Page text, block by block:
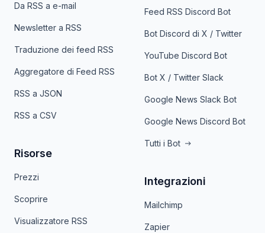
Da RSS a e-mail
Newsletter a RSS
Traduzione dei feed RSS
Aggregatore di Feed RSS
RSS a JSON
RSS a CSV
Risorse
Prezzi
Scoprire
Visualizzatore RSS
Feed RSS Discord Bot
Bot Discord di X / Twitter
YouTube Discord Bot
Bot X / Twitter Slack
Google News Slack Bot
Google News Discord Bot
Tutti i Bot
Integrazioni
Mailchimp
Zapier